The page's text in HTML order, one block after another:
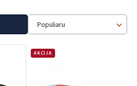
Populiaru
AKCIJA